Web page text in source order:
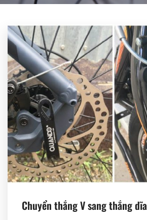
Chuyển thắng V sang thắng dĩa